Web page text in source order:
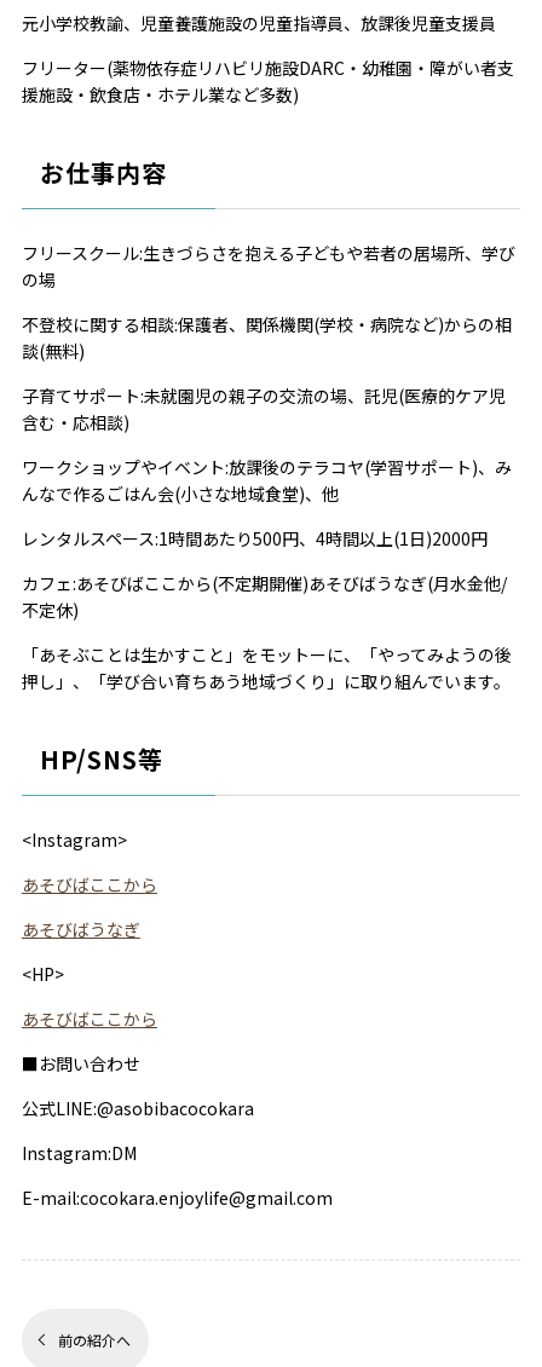
元小学校教諭、児童養護施設の児童指導員、放課後児童支援員
フリーター(薬物依存症リハビリ施設DARC・幼稚園・障がい者支
援施設・飲食店・ホテル業など多数)
お仕事内容
フリースクール:生きづらさを抱える子どもや若者の居場所、学び
の場
不登校に関する相談:保護者、関係機関(学校・病院など)からの相
談(無料)
子育てサポート:未就園児の親子の交流の場、託児(医療的ケア児
含む・応相談)
ワークショップやイベント:放課後のテラコヤ(学習サポート)、み
んなで作るごはん会(小さな地域食堂)、他
レンタルスペース:1時間あたり500円、4時間以上(1日)2000円
カフェ:あそびばここから(不定期開催)あそびばうなぎ(月水金他/
不定休)
「あそぶことは生かすこと」をモットーに、「やってみようの後
押し」、「学び合い育ちあう地域づくり」に取り組んでいます。
HP/SNS等
<Instagram>
あそびばここから
あそびばうなぎ
<HP>
あそびばここから
■お問い合わせ
公式LINE:@asobibacocokara
Instagram:DM
E-mail:cocokara.enjoylife@gmail.com
前の紹介へ